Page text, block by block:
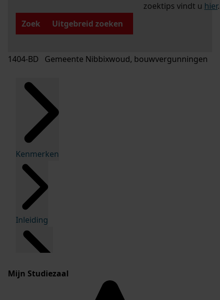
zoektips vindt u hier.
Zoek
Uitgebreid zoeken
1404-BD Gemeente Nibbixwoud, bouwvergunningen
Kenmerken
Inleiding
Mijn Studiezaal